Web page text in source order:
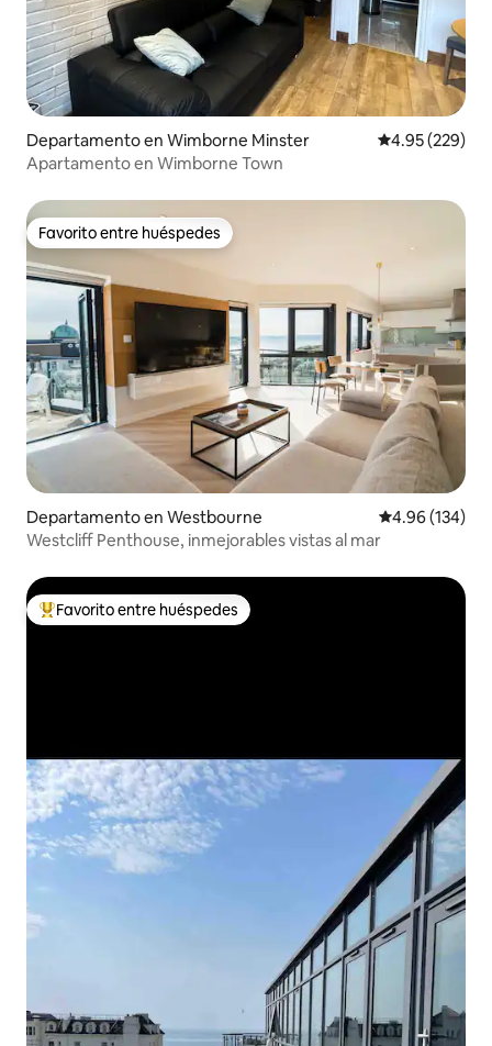
Departamento en Wimborne Minster Calificación
4.95 (229)
Apartamento en Wimborne Town
Favorito entre huéspedes
Favorito entre huéspedes
Departamento en Westbourne Calificación
4.96 (134)
Westcliff Penthouse, inmejorables vistas al mar
De los mejores en Favorito entre huéspedes
Favorito entre huéspedes